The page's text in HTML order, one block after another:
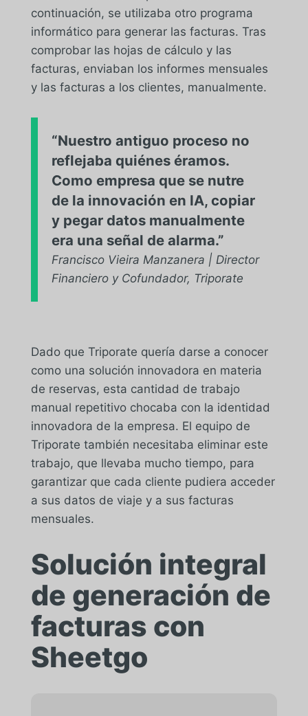
continuación, se utilizaba otro programa
informático para generar las facturas. Tras
comprobar las hojas de cálculo y las
facturas, enviaban los informes mensuales
y las facturas a los clientes, manualmente.
“Nuestro antiguo proceso no
reflejaba quiénes éramos.
Como empresa que se nutre
de la innovación en IA, copiar
y pegar datos manualmente
era una señal de alarma.”
Francisco Vieira Manzanera | Director
Financiero y Cofundador, Triporate
Dado que Triporate quería darse a conocer
como una solución innovadora en materia
de reservas, esta cantidad de trabajo
manual repetitivo chocaba con la identidad
innovadora de la empresa. El equipo de
Triporate también necesitaba eliminar este
trabajo, que llevaba mucho tiempo, para
garantizar que cada cliente pudiera acceder
a sus datos de viaje y a sus facturas
mensuales.
Solución integral
de generación de
facturas con
Sheetgo